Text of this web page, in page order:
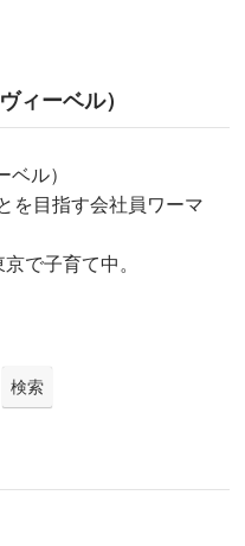
ィーベル）
ル）
を目指す会社員ワーマ
で子育て中。
検索